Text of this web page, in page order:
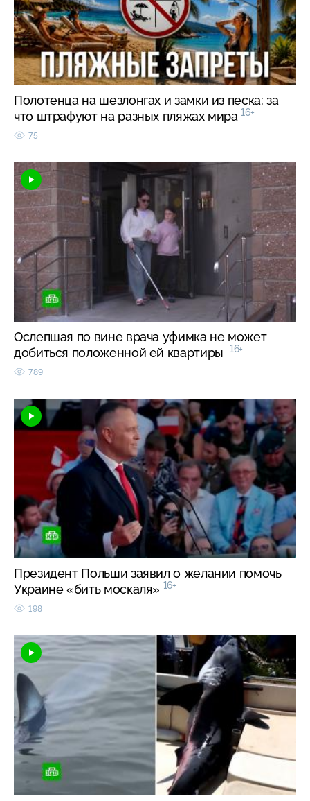
Полотенца на шезлонгах и замки из песка: за
что штрафуют на разных пляжах мира 16+
75
Ослепшая по вине врача уфимка не может
добиться положенной ей квартиры
16+
789
Президент Польши заявил о желании помочь
Украине «бить москаля» 16+
198